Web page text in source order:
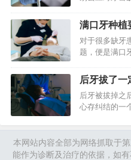
面，以及适用
简要来讲，全
满口牙种植
哪，一篇文
对于很多缺牙
题，便是满口
际上，这个价
牌、修复方式
后牙拔了一
情况可以不
后牙被拔掉之
心存纠结的一
颌牙开始伸长
本网站内容全部为网络抓取于
能作为诊断及治疗的依据，如